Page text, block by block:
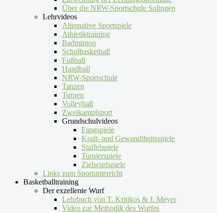
Über die NRW-Sportschule Solingen
Lehrvideos
Alternative Sportspiele
Athletiktraining
Badminton
Schulbasketball
Fußball
Handball
NRW-Sportschule
Tanzen
Turnen
Volleyball
Zweikampfsport
Grundschulvideos
Fangspiele
Kraft- und Gewandtheitsspiele
Staffelspiele
Turnierspiele
Zielwurfspiele
Links zum Sportunterricht
Basketballtraining
Der exzellente Wurf
Lehrbuch von T. Kritikos & J. Meyer
Video zur Methodik des Wurfes